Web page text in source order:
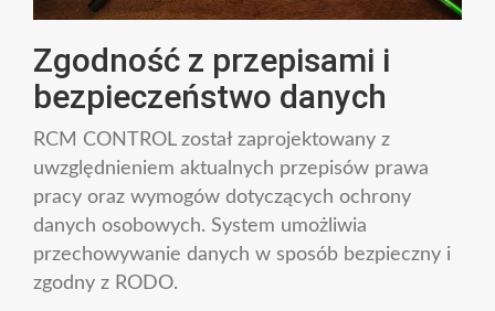
Zgodność z przepisami i
bezpieczeństwo danych
RCM CONTROL został zaprojektowany z
uwzględnieniem aktualnych przepisów prawa
pracy oraz wymogów dotyczących ochrony
danych osobowych. System umożliwia
przechowywanie danych w sposób bezpieczny i
zgodny z RODO.